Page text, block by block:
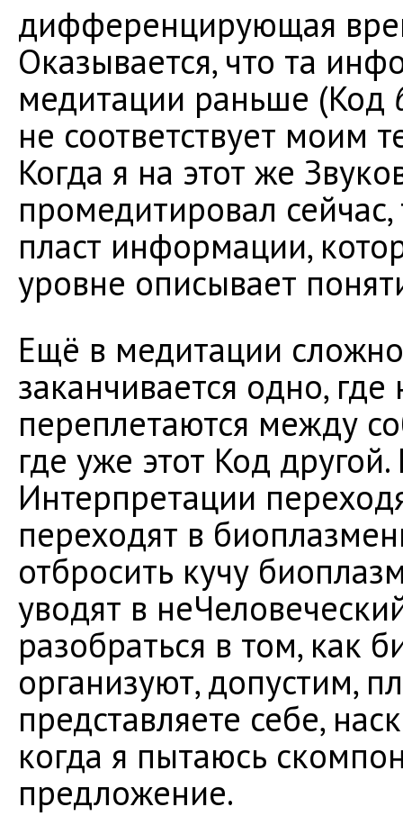
дифференцирующая
Оказывается, что та
медитации раньше (Код
не соответствует моим
Когда я на этот же
промедитировал
пласт информации,
уровне описывает
Ещё в медитации сложно
заканчивается одно,
переплетаются между
где уже этот Код
Интерпретации
переходят в
отбросить кучу
уводят в
разобраться в том, как
организуют, допустим,
представляете себе,
когда я пытаюсь
предложение.